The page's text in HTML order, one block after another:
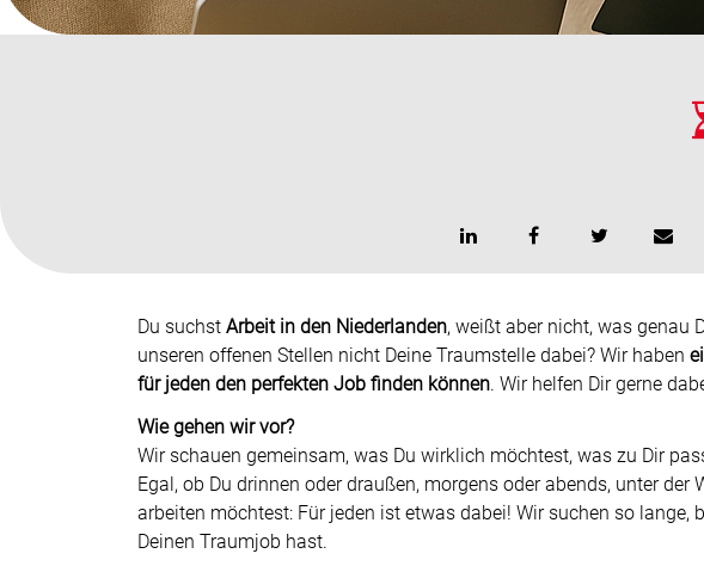
Du suchst Arbeit in den Niederlanden, weißt aber nicht, was genau
unseren offenen Stellen nicht Deine Traumstelle dabei? Wir haben
für jeden den perfekten Job finden können. Wir helfen Dir gerne
Wie gehen wir vor?
Wir schauen gemeinsam, was Du wirklich möchtest, was zu Dir
Egal, ob Du drinnen oder draußen, morgens oder abends, unter der
arbeiten möchtest: Für jeden ist etwas dabei! Wir suchen so lange,
Deinen Traumjob hast.